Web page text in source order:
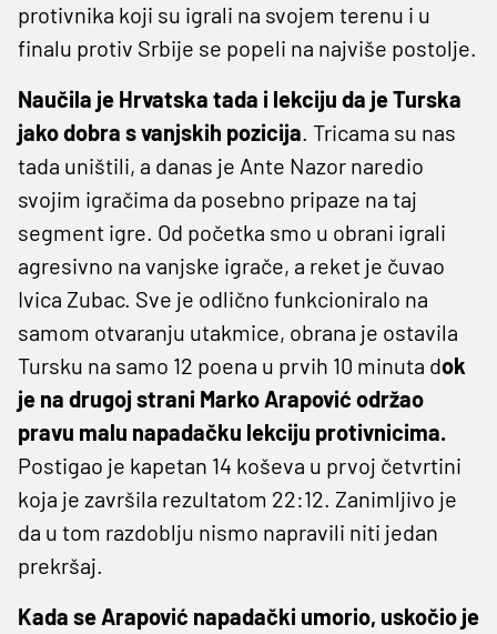
protivnika koji su igrali na svojem terenu i u
finalu protiv Srbije se popeli na najviše postolje.
Naučila je Hrvatska tada i lekciju da je Turska
jako dobra s vanjskih pozicija. Tricama su nas
tada uništili, a danas je Ante Nazor naredio
svojim igračima da posebno pripaze na taj
segment igre. Od početka smo u obrani igrali
agresivno na vanjske igrače, a reket je čuvao
Ivica Zubac. Sve je odlično funkcioniralo na
samom otvaranju utakmice, obrana je ostavila
Tursku na samo 12 poena u prvih 10 minuta dok
je na drugoj strani Marko Arapović održao
pravu malu napadačku lekciju protivnicima.
Postigao je kapetan 14 koševa u prvoj četvrtini
koja je završila rezultatom 22:12. Zanimljivo je
da u tom razdoblju nismo napravili niti jedan
prekršaj.
Kada se Arapović napadački umorio, uskočio je